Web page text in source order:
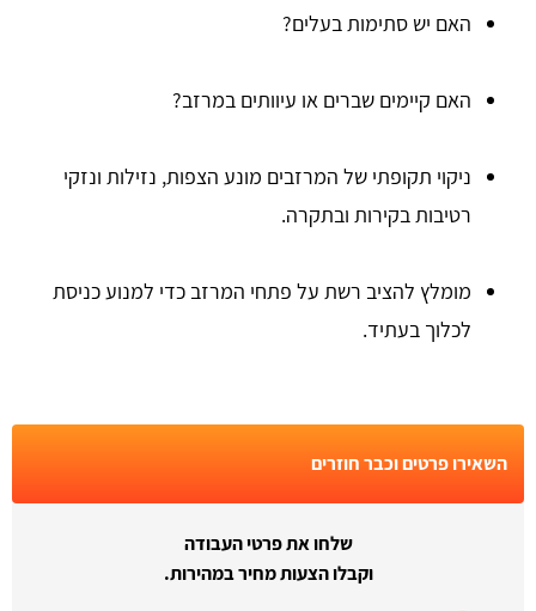
האם יש סתימות בעלים?
האם קיימים שברים או עיוותים במרזב?
ניקוי תקופתי של המרזבים מונע הצפות, נזילות ונזקי
רטיבות בקירות ובתקרה.
מומלץ להציב רשת על פתחי המרזב כדי למנוע כניסת
לכלוך בעתיד.
השאירו פרטים וכבר חוזרים
שלחו את פרטי העבודה
וקבלו הצעות מחיר במהירות.